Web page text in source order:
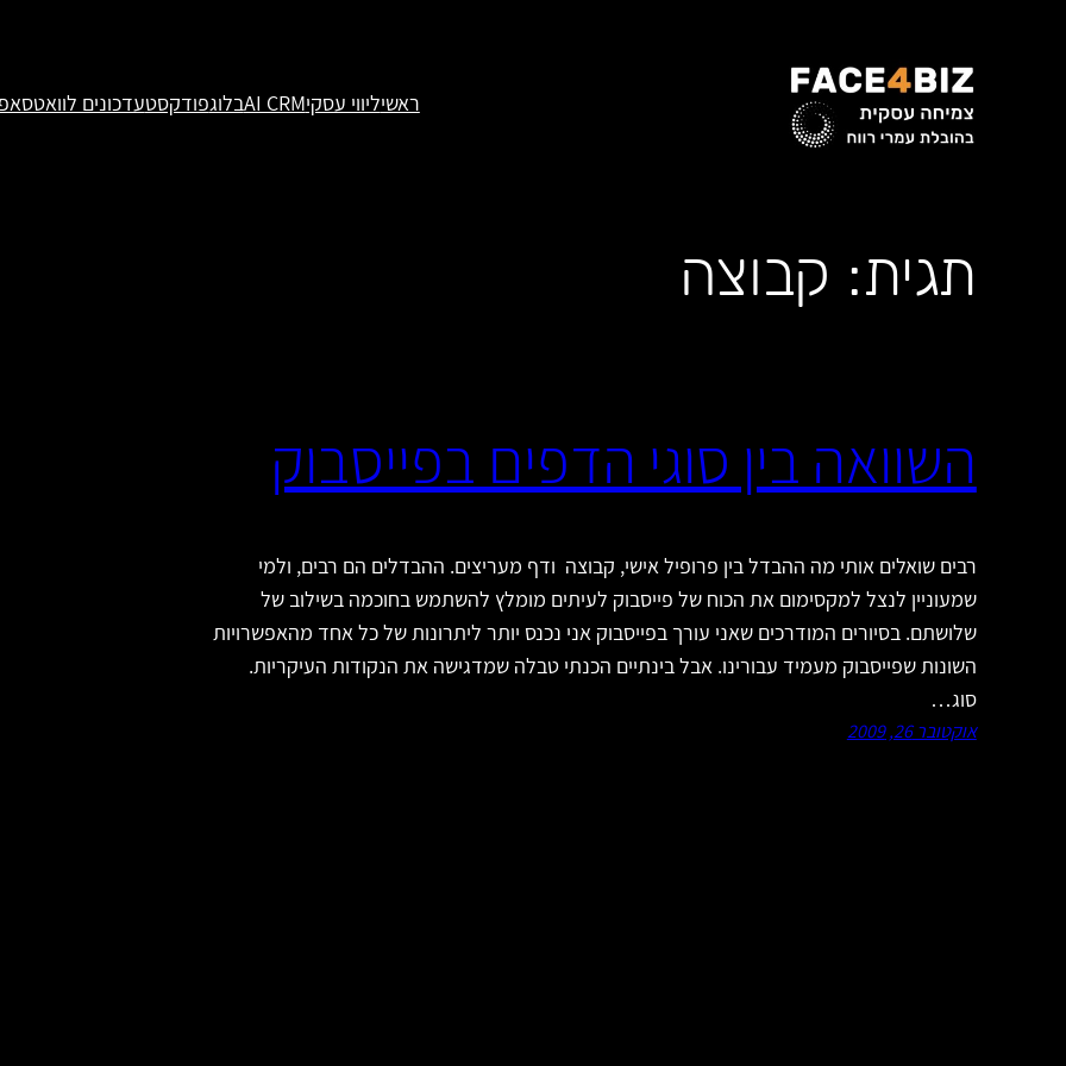
ראשיליווי עסקיAI CRMבלוגפודקסטעדכונים לוואטסאפ
תגית: קבוצה
השוואה בין סוגי הדפים בפייסבוק
רבים שואלים אותי מה ההבדל בין פרופיל אישי, קבוצה ודף מעריצים. ההבדלים הם רבים, ולמי
שמעוניין לנצל למקסימום את הכוח של פייסבוק לעיתים מומלץ להשתמש בחוכמה בשילוב של
שלושתם. בסיורים המודרכים שאני עורך בפייסבוק אני נכנס יותר ליתרונות של כל אחד מהאפשרויות
השונות שפייסבוק מעמיד עבורינו. אבל בינתיים הכנתי טבלה שמדגישה את הנקודות העיקריות.
סוג…
אוקטובר 26, 2009